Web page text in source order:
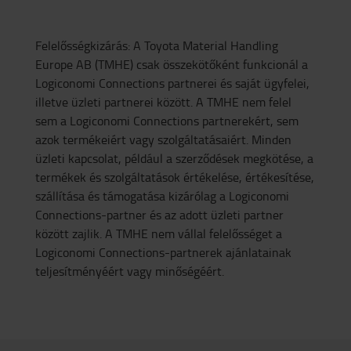
Felelősségkizárás: A Toyota Material Handling
Europe AB (TMHE) csak összekötőként funkcionál a
Logiconomi Connections partnerei és saját ügyfelei,
illetve üzleti partnerei között. A TMHE nem felel
sem a Logiconomi Connections partnerekért, sem
azok termékeiért vagy szolgáltatásaiért. Minden
üzleti kapcsolat, például a szerződések megkötése, a
termékek és szolgáltatások értékelése, értékesítése,
szállítása éstámogatása kizárólag a Logiconomi
Connections-partner és az adott üzleti partner
között zajlik. A TMHE nem vállal felelősséget a
Logiconomi Connections-partnerek ajánlatainak
teljesítményéért vagy minőségéért.